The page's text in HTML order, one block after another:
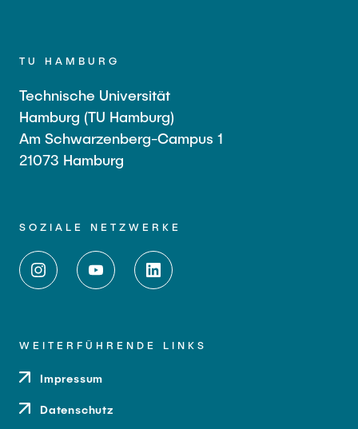
TU HAMBURG
Technische Universität
Hamburg (TU Hamburg)
Am Schwarzenberg-Campus 1
21073 Hamburg
SOZIALE NETZWERKE
WEITERFÜHRENDE LINKS
Impressum
Datenschutz